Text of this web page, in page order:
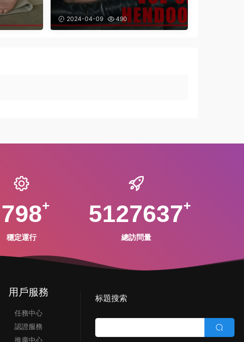
2024-04-09 490
798
穩定運行
5127637
總訪問量
用戶服務
任務中心
認證服務
推廣中心
标題搜索